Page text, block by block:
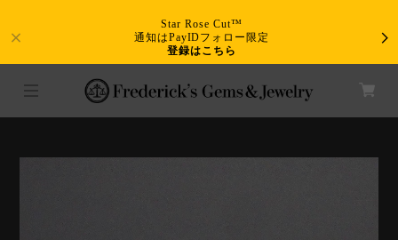
Star Rose Cut™
通知はPayIDフォロー限定
登録はこちら